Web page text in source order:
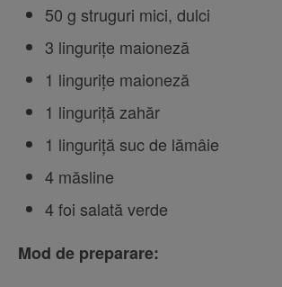
50 g struguri mici, dulci
3 lingurițe maioneză
1 lingurițe maioneză
1 linguriță zahăr
1 linguriță suc de lămâie
4 măsline
4 foi salată verde
Mod de preparare: